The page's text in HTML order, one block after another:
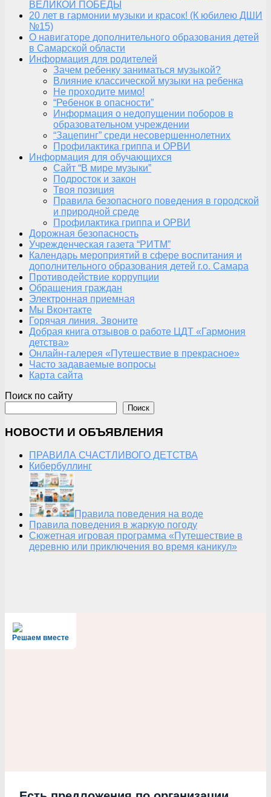
ВЕЛИКОЙ ПОБЕДЫ
20 лет в гармонии музыки и красок! (К юбилею ДШИ
№15)
О навигаторе дополнительного образования детей
в Самарской области
Информация для родителей
Зачем ребенку заниматься музыкой?
Влияние классической музыки на ребенка
Не проходите мимо!
“Ребенок в опасности”
Информация о недопущении поборов в
образовательном учреждении
“Зацепинг” среди несовершеннолетних
Профилактика гриппа и ОРВИ
Информация для обучающихся
Сайт “В мире музыки”
Подросток и закон
Твоя позиция
Правила безопасного поведения в городской
и природной среде
Профилактика гриппа и ОРВИ
Дорожная безопасность
Учрежденческая газета “РИТМ”
Календарь мероприятий в сфере воспитания и
дополнительного образования детей г.о. Самара
Противодействие коррупции
Обращения граждан
Электронная приемная
Мы Вконтакте
Горячая линия. Звоните
Добрая книга отзывов о работе ЦДТ «Гармония
детства»
Онлайн-галерея «Путешествие в прекрасное»
Часто задаваемые вопросы
Карта сайта
Поиск по сайту
Поиск
НОВОСТИ И ОБЪЯВЛЕНИЯ
ПРАВИЛА СЧАСТЛИВОГО ДЕТСТВА
Кибербуллинг
Правила поведения на воде
Правила поведения в жаркую погоду
Сюжетная игровая программа «Путешествие в
деревню или приключения во время каникул»
Решаем вместе